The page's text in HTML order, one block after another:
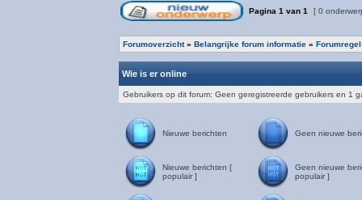
Pagina 1 van 1 [ 0
Forumoverzicht» Belangrijke forum informatie »
Wie is er online
Gebruikers op dit forum: Geen geregistreerde gebruikers en 1
Nieuwe berichten Geen nieuwe
Nieuwe berichten [
populair ]
Geen nieuwe
populair ]